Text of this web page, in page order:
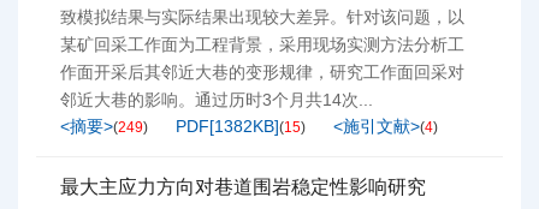
致模拟结果与实际结果出现较大差异。针对该问题，以
某矿回采工作面为工程背景，采用现场实测方法分析工
作面开采后其邻近大巷的变形规律，研究工作面回采对
邻近大巷的影响。通过历时3个月共14次...
<摘要>(249) PDF[1382KB](15) <施引文献>(4)
最大主应力方向对巷道围岩稳定性影响研究